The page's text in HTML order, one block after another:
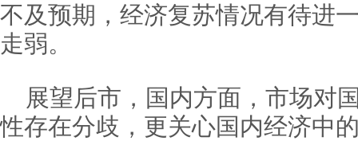
不及预期，经济复苏情况有待进
走弱。
展望后市，国内方面，市场对
性存在分歧，更关心国内经济中